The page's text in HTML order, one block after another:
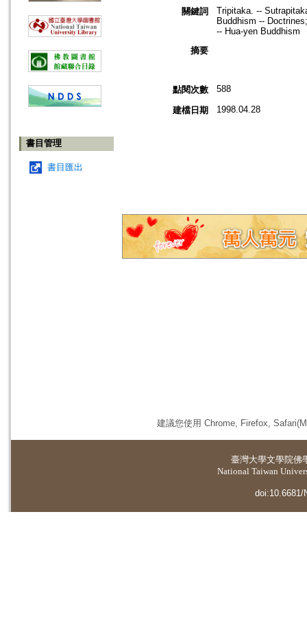
書目管理
書目匯出
關鍵詞
Tripitaka. --
Buddhism --
-- Hua-yen Buddhism
摘要
點閱次數 588
建檔日期 1998.04.28
建議您使用 Chrome, Firefox,
臺灣大學文學院佛
National Taiwan
doi:10.6681/